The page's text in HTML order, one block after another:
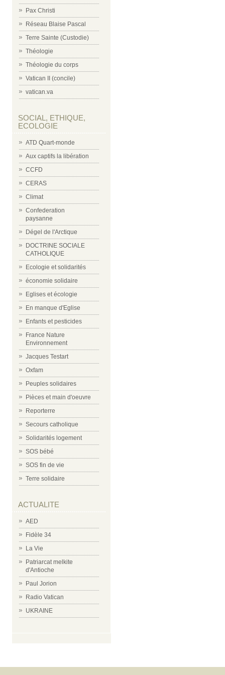
Pax Christi
Réseau Blaise Pascal
Terre Sainte (Custodie)
Théologie
Théologie du corps
Vatican II (concile)
vatican.va
SOCIAL, ETHIQUE,
ECOLOGIE
ATD Quart-monde
Aux captifs la libération
CCFD
CERAS
Climat
Confederation
paysanne
Dégel de l'Arctique
DOCTRINE SOCIALE
CATHOLIQUE
Ecologie et solidarités
économie solidaire
Eglises et écologie
En manque d'Eglise
Enfants et pesticides
France Nature
Environnement
Jacques Testart
Oxfam
Peuples solidaires
Pièces et main d'oeuvre
Reporterre
Secours catholique
Solidarités logement
SOS bébé
SOS fin de vie
Terre solidaire
ACTUALITE
AED
Fidèle 34
La Vie
Patriarcat melkite
d'Antioche
Paul Jorion
Radio Vatican
UKRAINE